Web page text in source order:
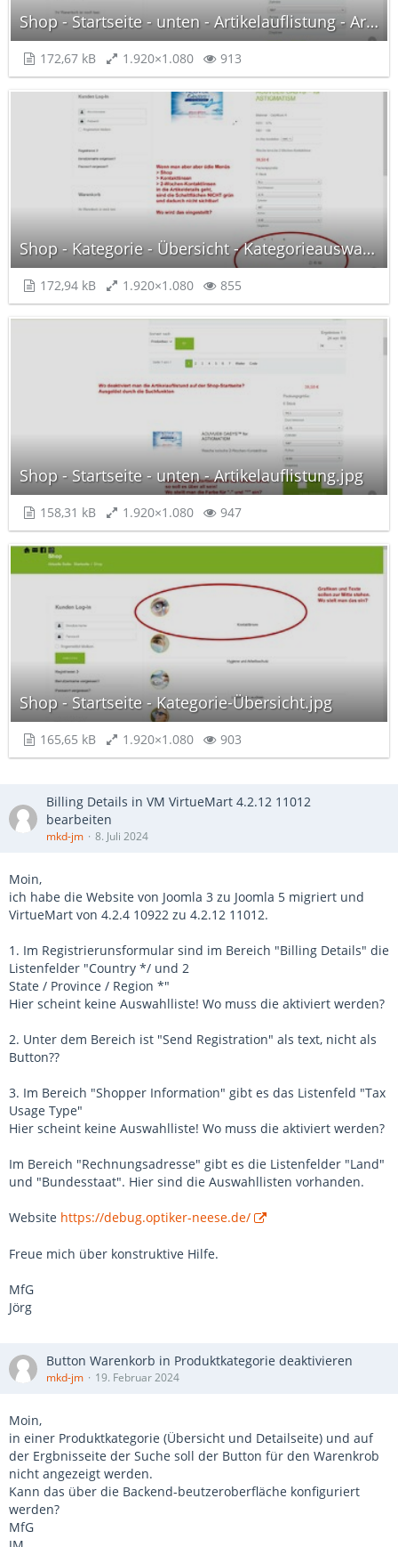
Shop - Startseite - unten - Artikelauflistung - Artikeldetail.jpg
172,67 kB 1.920×1.080 913
Shop - Kategorie - Übersicht - Kategorieauswahl - Artikeldetail.jpg
172,94 kB 1.920×1.080 855
Shop - Startseite - unten - Artikelauflistung.jpg
158,31 kB 1.920×1.080 947
Shop - Startseite - Kategorie-Übersicht.jpg
165,65 kB 1.920×1.080 903
Billing Details in VM VirtueMart 4.2.12 11012
bearbeiten
mkd-jm 8. Juli 2024
Moin,
ich habe die Website von Joomla 3 zu Joomla 5 migriert und
VirtueMart von 4.2.4 10922 zu 4.2.12 11012.
1. Im Registrierunsformular sind im Bereich "Billing Details" die
Listenfelder "Country */ und 2
State / Province / Region *"
Hier scheint keine Auswahlliste! Wo muss die aktiviert werden?
2. Unter dem Bereich ist "Send Registration" als text, nicht als
Button??
3. Im Bereich "Shopper Information" gibt es das Listenfeld "Tax
Usage Type"
Hier scheint keine Auswahlliste! Wo muss die aktiviert werden?
Im Bereich "Rechnungsadresse" gibt es die Listenfelder "Land"
und "Bundesstaat". Hier sind die Auswahllisten vorhanden.
Website https://debug.optiker-neese.de/
Freue mich über konstruktive Hilfe.
MfG
Jörg
Button Warenkorb in Produktkategorie deaktivieren
mkd-jm 19. Februar 2024
Moin,
in einer Produktkategorie (Übersicht und Detailseite) und auf
der Ergbnisseite der Suche soll der Button für den Warenkrob
nicht angezeigt werden.
Kann das über die Backend-beutzeroberfläche konfiguriert
werden?
MfG